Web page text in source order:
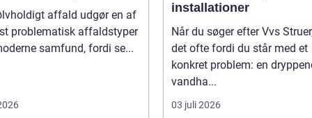
affald udgør en af
problematisk affaldstyper
samfund, fordi se...
installationer
Når du søger efter Vvs
det ofte fordi du står med et
konkret problem: en
vandha...
03 juli 2026